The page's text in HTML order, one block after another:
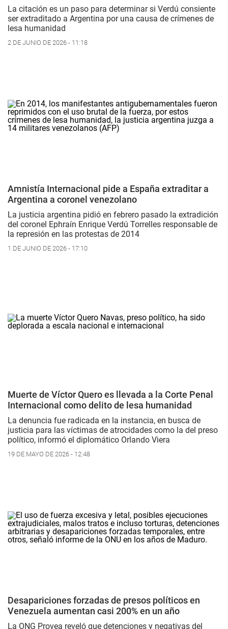
La citación es un paso para determinar si Verdú consiente
ser extraditado a Argentina por una causa de crímenes de
lesa humanidad
2 DE JUNIO DE 2026 - 11:18
Amnistía Internacional pide a España extraditar a
Argentina a coronel venezolano
La justicia argentina pidió en febrero pasado la extradición
del coronel Ephraín Enrique Verdú Torrelles responsable de
la represión en las protestas de 2014
1 DE JUNIO DE 2026 - 17:10
Muerte de Víctor Quero es llevada a la Corte Penal
Internacional como delito de lesa humanidad
La denuncia fue radicada en la instancia, en busca de
justicia para las víctimas de atrocidades como la del preso
político, informó el diplomático Orlando Viera
19 DE MAYO DE 2026 - 12:48
Desapariciones forzadas de presos políticos en
Venezuela aumentan casi 200% en un año
La ONG Provea reveló que detenciones y negativas del